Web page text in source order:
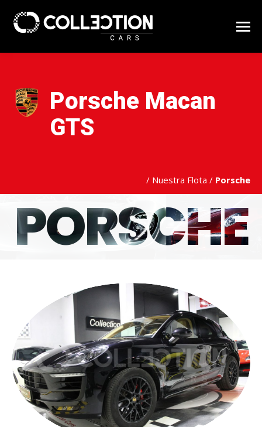
Porsche Macan
GTS
/ Nuestra Flota / Porsche
PORSCHE